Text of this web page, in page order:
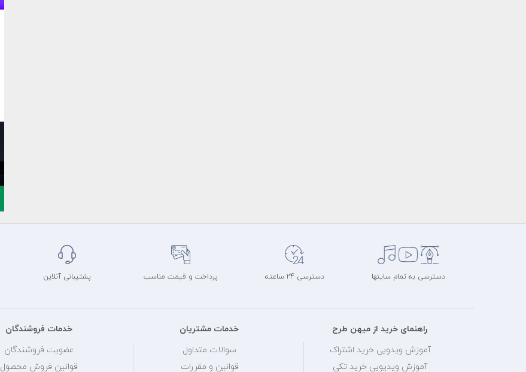
دسترسی به تمام سایتها دسترسی 24 ساعته پرداخت و قیمت مناسب پشتیبانی آنلاین
راهنمای خرید از میهن طرح
آموزش ویدویی خرید اشتراک
آموزش ویدیویی خرید تکی
خدمات مشتریان
سوالات متداول
قوانین و مقررات
خدمات فروشندگان
عضویت فروشندگان
قوانین فروش محصول